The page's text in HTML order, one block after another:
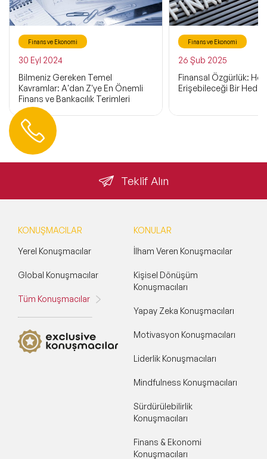
Finans ve Ekonomi
30 Eyl 2024
Bilmeniz Gereken Temel
Kavramlar: A'dan Z'ye En Önemli
Finans ve Bankacılık Terimleri
Finans ve Ekonomi
26 Şub 2025
Finansal Özgürlük:
Erişebileceği Bir Hedef
Teklif Alın
Hemen Ulaşın
KONUŞMACILAR
Yerel Konuşmacılar
Global Konuşmacılar
Tüm Konuşmacılar
KONULAR
İlham Veren Konuşmacılar
Kişisel Dönüşüm
Konuşmacıları
Yapay Zeka Konuşmacıları
Motivasyon Konuşmacıları
Liderlik Konuşmacıları
Mindfulness Konuşmacıları
Sürdürülebilirlik
Konuşmacıları
Finans & Ekonomi
Konuşmacıları